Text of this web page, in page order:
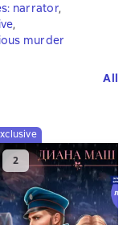
narrator,
,
murder
All